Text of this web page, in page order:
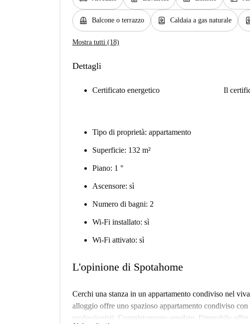
balcony Balcone o terrazzo water_heater Caldaia a gas naturale
Mostra tutti (18)
Dettagli
Certificato energetico Il
Tipo di proprietà: appartamento
Superficie: 132 m²
Piano: 1 °
Ascensore: sì
Numero di bagni: 2
Wi-Fi installato: sì
Wi-Fi attivato: sì
L'opinione di Spotahome
Cerchi una stanza in un appartamento condiviso nel
alloggio offre uno spazioso appartamento condiviso
professionisti. Completamente arredato, l'immobile